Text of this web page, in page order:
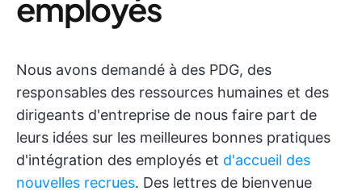
employés
Nous avons demandé à des PDG, des
responsables des ressources humaines et des
dirigeants d'entreprise de nous faire part de
leurs idées sur les meilleures bonnes pratiques
d'intégration des employés et d'accueil des
nouvelles recrues. Des lettres de bienvenue